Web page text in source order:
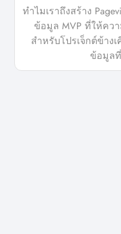
ทำไมเราถึงสร้าง
ข้อมูล MVP ที่ให้คว
สำหรับโปรเจ็กต์ข้าง
ข้อมูล